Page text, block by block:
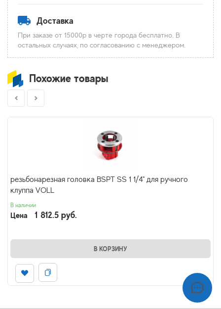
Доставка
При заказе от 15000р в черте города бесплатно. В
остальных случаях, по согласованию с менеджером.
Похожие товары
резьбонарезная головка BSPT SS 1 1/4" для ручного
клуппа VOLL
В наличии
Цена 1 812.5 руб.
В КОРЗИНУ